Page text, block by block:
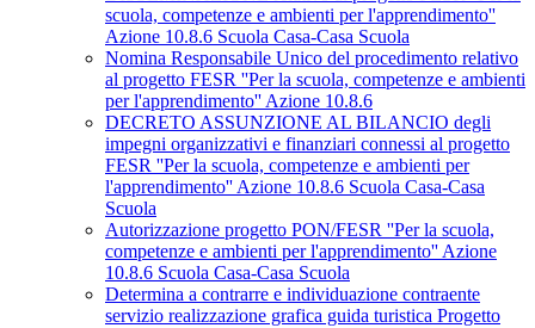
scuola, competenze e ambienti per l'apprendimento''
Azione 10.8.6 Scuola Casa-Casa Scuola
Nomina Responsabile Unico del procedimento relativo
al progetto FESR ''Per la scuola, competenze e ambienti
per l'apprendimento'' Azione 10.8.6
DECRETO ASSUNZIONE AL BILANCIO degli
impegni organizzativi e finanziari connessi al progetto
FESR ''Per la scuola, competenze e ambienti per
l'apprendimento'' Azione 10.8.6 Scuola Casa-Casa
Scuola
Autorizzazione progetto PON/FESR ''Per la scuola,
competenze e ambienti per l'apprendimento'' Azione
10.8.6 Scuola Casa-Casa Scuola
Determina a contrarre e individuazione contraente
servizio realizzazione grafica guida turistica Progetto